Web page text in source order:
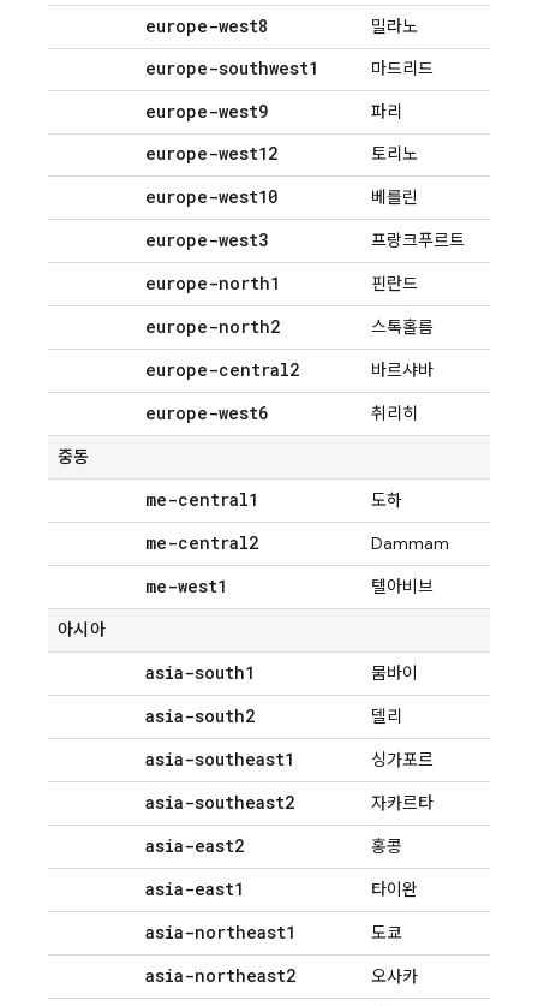
europe-west8 밀라노
europe-southwest1 마드리드
europe-west9 파리
europe-west12 토리노
europe-west10 베를린
europe-west3 프랑크푸르트
europe-north1 핀란드
europe-north2 스톡홀름
europe-central2 바르샤바
europe-west6
취리히
중동
me-central1 도하
me-central2 Dammam
me-west1
텔아비브
아시아
asia-south1 뭄바이
asia-south2 델리
asia-southeast1 싱가포르
asia-southeast2 자카르타
asia-east2 홍콩
asia-east1 타이완
asia-northeast1 도쿄
asia-northeast2 오사카